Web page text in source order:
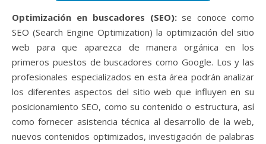
Optimización en buscadores (SEO):se conoce como
SEO (Search Engine Optimization) la optimización del sitio
web para que aparezca de manera orgánica en los
primeros puestos de buscadores como Google. Los y las
profesionales especializados en esta área podrán analizar
los diferentes aspectos del sitio web que influyen en su
posicionamiento SEO, como su contenido o estructura, así
como fornecer asistencia técnica al desarrollo de la web,
nuevos contenidos optimizados, investigación de palabras